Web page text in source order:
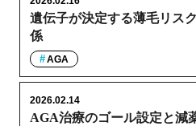
遺伝子が決定する薄毛リス
係
AGA
AGA治療のゴール設定と減
2026.02.14